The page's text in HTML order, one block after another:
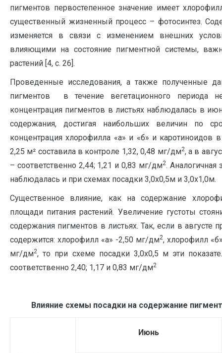
пигментов первостепенное значение имеет
существенный жизненный процесс – фотосинтез.
изменяется в связи с изменением внешних
влияющими на состояние пигментной системы,
растений [4, с. 26].
Проведенные исследования, а также полученные
пигментов в течение вегетационного периода
концентрация пигментов в листьях наблюдалась в
содержания, достигая наибольших величин по
концентрация хлорофилла «а» и «б» и каротиноидов
2,25 м² составила в контроле 1,32, 0,48 мг/дм2, а в
– соответственно 2,44; 1,21 и 0,83 мг/дм2. Аналогичная
наблюдалась и при схемах посадки 3,0х0,5м и 3,0х1,0м.
Существенное влияние, как на содержание
площади питания растений. Увеличение густоты
содержания пигментов в листьях. Так, если в августе
содержится: хлорофилл «а» -2,50 мг/дм2, хлорофилл
мг/дм2, то при схеме посадки 3,0х0,5 м эти
соответственно 2,40; 1,17 и 0,83 мг/дм2
Влияние схемы посадки на содержание
Июнь